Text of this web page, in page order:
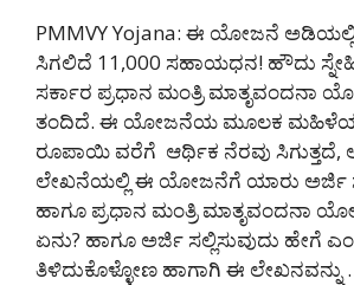
PMMVY Yojana: ಈ ಯೋಜನೆ
ಸಿಗಲಿದೆ 11,000 ಸಹಾಯಧನ! ಹೌದು
ಸರ್ಕಾರ ಪ್ರಧಾನ ಮಂತ್ರಿ ಮಾತೃವಂದನಾ
ತಂದಿದೆ. ಈ ಯೋಜನೆಯ ಮೂಲಕ
ರೂಪಾಯಿ ವರೆಗೆ ಆರ್ಥಿಕ ನೆರವು ಸಿಗುತ್ತದೆ,
ಲೇಖನೆಯಲ್ಲಿ ಈ ಯೋಜನೆಗೆ ಯಾರು ಅರ್ಜಿ
ಹಾಗೂ ಪ್ರಧಾನ ಮಂತ್ರಿ ಮಾತೃವಂದನಾ
ಏನು? ಹಾಗೂ ಅರ್ಜಿ ಸಲ್ಲಿಸುವುದು ಹೇಗೆ
ತಿಳಿದುಕೊಳ್ಳೋಣ ಹಾಗಾಗಿ ಈ ಲೇಖನವನ್ನು